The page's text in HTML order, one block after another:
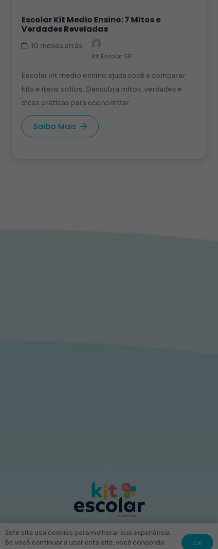
Escolar Kit Medio Ensino: 7 Mitos e
Verdades Reveladas
10 meses atrás
Kit Escolar SP
Escolar kit medio ensino ajuda você a comparar
kits e itens soltos. Descubra mitos, verdades e
dicas práticas para economizar.
Saiba Mais
© 2022 Kit Escolar São Paulo.
Todos os direitos reservados
Este site usa cookies para melhorar sua experiência.
Se você continuar a usar este site, você concorda
Ok